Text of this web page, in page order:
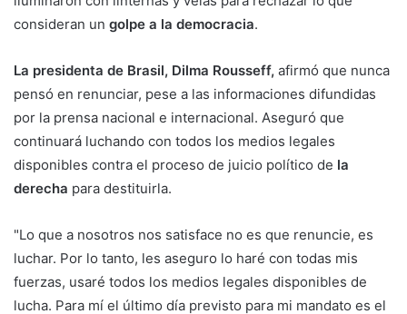
consideran un golpe a la democracia.
La presidenta de Brasil, Dilma Rousseff, afirmó que nunca
pensó en renunciar, pese a las informaciones difundidas
por la prensa nacional e internacional. Aseguró que
continuará luchando con todos los medios legales
disponibles contra el proceso de juicio político de la
derecha para destituirla.
"Lo que a nosotros nos satisface no es que renuncie, es
luchar. Por lo tanto, les aseguro lo haré con todas mis
fuerzas, usaré todos los medios legales disponibles de
lucha. Para mí el último día previsto para mi mandato es el